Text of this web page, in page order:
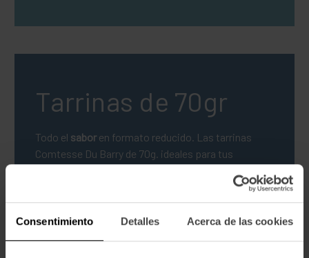
Consentimiento Detalles Acerca de las cookies
Tarrinas de 70gr
Todo el saboren formato reducido. Las tarrinas
Comtesse Du Barry de 70g. ideales para tus